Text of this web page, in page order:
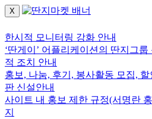
X
한시적 모니터링 강화 안내
‘딴게이’ 어플리케이션의 딴지그
적 조치 안내
홍보, 나눔, 후기, 봉사활동 모집,
판 신설안내
사이트 내 홍보 제한 규정(서명란
지